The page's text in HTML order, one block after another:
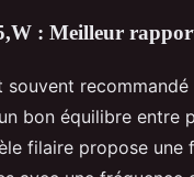
: Meilleur
souvent
bon équilibre entre
filaire propose une